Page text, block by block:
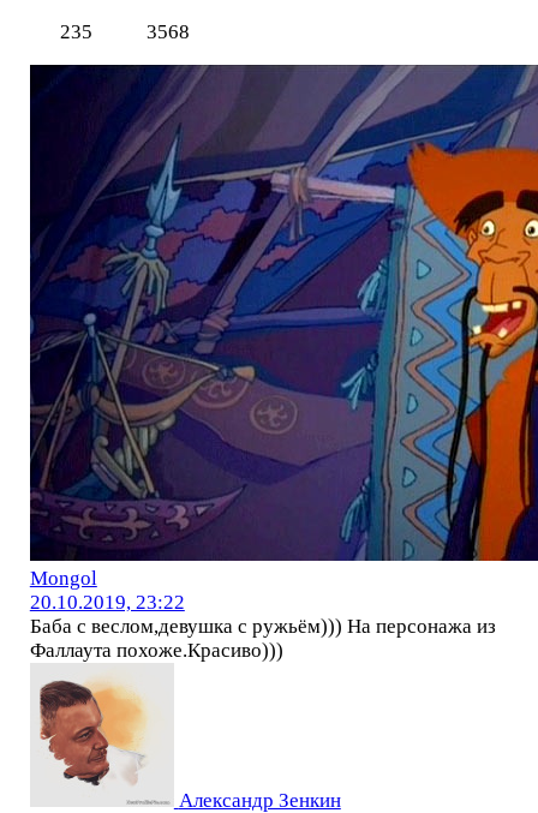
235
3568
Mоngol
20.10.2019, 23:22
Баба с веслом,девушка с ружьём))) На персонажа из
Фаллаута похоже.Красиво)))
Александр Зенкин